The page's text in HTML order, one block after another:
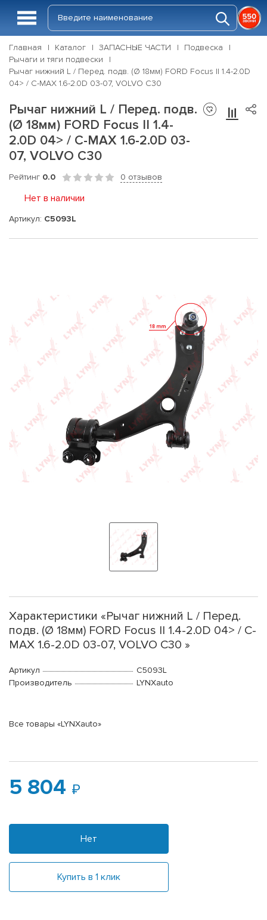
Главная Каталог ЗАПАСНЫЕ ЧАСТИ
Подвеска
Рычаги и тяги подвески
Рычаг нижний L / Перед. подв. (Ø 18мм) FORD Focus II 1.4-2.0D
04> / C-MAX 1.6-2.0D 03-07, VOLVO C30
Рычаг нижний L / Перед. подв.
(Ø 18мм) FORD Focus II 1.4-
2.0D 04> / C-MAX 1.6-2.0D 03-
07, VOLVO C30
Рейтинг 0.0 0 отзывов
Нет в наличии
Артикул: C5093L
Характеристики «Рычаг нижний L / Перед.
подв. (Ø 18мм) FORD Focus II 1.4-2.0D 04> / C-
MAX 1.6-2.0D 03-07, VOLVO C30 »
Артикул
C5093L
Производитель
LYNXauto
Все товары «LYNXauto»
5 804
Нет
Купить в 1 клик